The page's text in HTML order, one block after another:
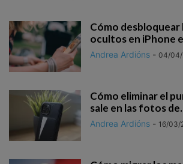
Cómo
ocultos en iPhone
Andrea Ardións - 04/04/
Cómo eliminar el
sale en las fotos
Andrea Ardións - 16/03/